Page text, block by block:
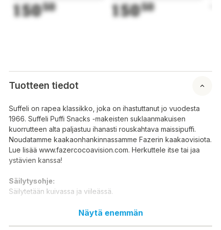
15050 15050
Tuotteen tiedot
Suffeli on rapea klassikko, joka on ihastuttanut jo vuodesta
1966. Suffeli Puffi Snacks -makeisten suklaanmakuisen
kuorrutteen alta paljastuu ihanasti rouskahtava maissipuffi.
Noudatamme kaakaonhankinnassamme Fazerin kaakaovisiota.
Lue lisää www.fazercocoavision.com. Herkuttele itse tai jaa
ystävien kanssa!
Säilytysohje:
Säilytetään kuivassa ja viileässä.
Näytä enemmän